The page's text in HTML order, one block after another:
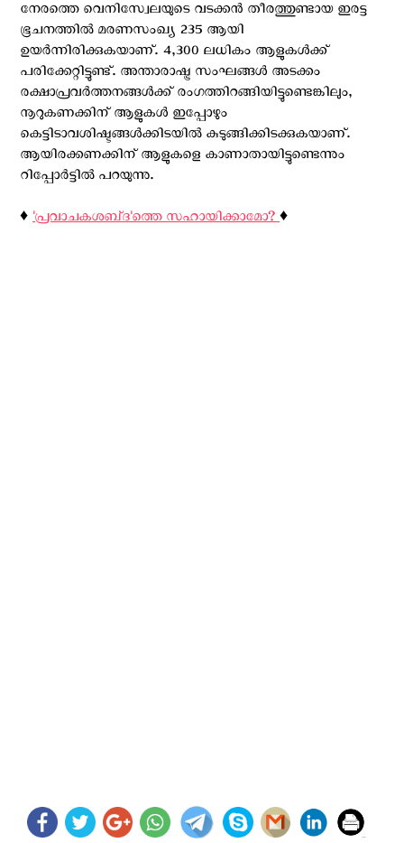
നേരത്തെ വെനിസ്വേലയുടെ വടക്കൻ തീരത്തുണ്ടായ ഇരട്ട
ഭൂചനത്തിൽ മരണസംഖ്യ 235 ആയി
ഉയർന്നിരിക്കുകയാണ്. 4,300 ലധികം ആളുകൾക്ക്
പരിക്കേറ്റിട്ടുണ്ട്. അന്താരാഷ്ട്ര സംഘങ്ങൾ അടക്കം
രക്ഷാപ്രവര്‍ത്തനങ്ങള്‍ക്ക് രംഗത്തിറങ്ങിയിട്ടുണ്ടെങ്കിലും,
നൂറുകണക്കിന് ആളുകൾ ഇപ്പോഴും
കെട്ടിടാവശിഷ്ടങ്ങൾക്കിടയിൽ കുടുങ്ങിക്കിടക്കുകയാണ്.
ആയിരക്കണക്കിന് ആളുകളെ കാണാതായിട്ടുണ്ടെന്നും
റിപ്പോർട്ടില്‍ പറയുന്നു.
♦️ 'പ്രവാചകശബ്‌ദ'ത്തെ സഹായിക്കാമോ?♦️